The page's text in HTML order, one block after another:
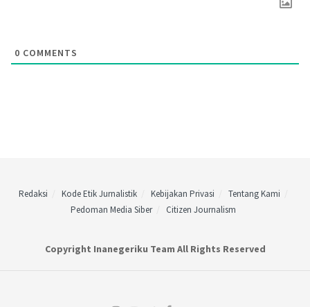
0 COMMENTS
Redaksi Kode Etik Jurnalistik Kebijakan Privasi
Tentang Kami
Pedoman Media Siber
Citizen Journalism
Copyright Inanegeriku Team All Rights Reserved